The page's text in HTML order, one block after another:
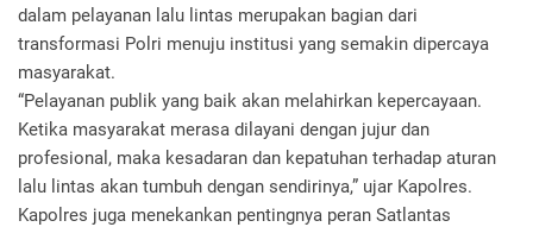
dalam pelayanan lalu lintas merupakan bagian dari
transformasi Polri menuju institusi yang semakin dipercaya
masyarakat.
“Pelayanan publik yang baik akan melahirkan kepercayaan.
Ketika masyarakat merasa dilayani dengan jujur dan
profesional, maka kesadaran dan kepatuhan terhadap aturan
lalu lintas akan tumbuh dengan sendirinya,” ujar Kapolres.
Kapolres juga menekankan pentingnya peran Satlantas